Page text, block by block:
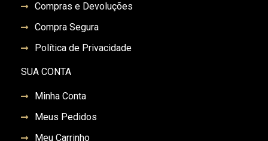
Compras e Devoluções
Compra Segura
Política de Privacidade
SUA CONTA
Minha Conta
Meus Pedidos
Meu Carrinho